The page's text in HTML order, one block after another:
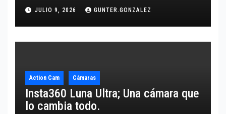
JULIO 9, 2026 GUNTER.GONZALEZ
Action Cam Cámaras
Insta360 Luna Ultra; Una cámara que
lo cambia todo.